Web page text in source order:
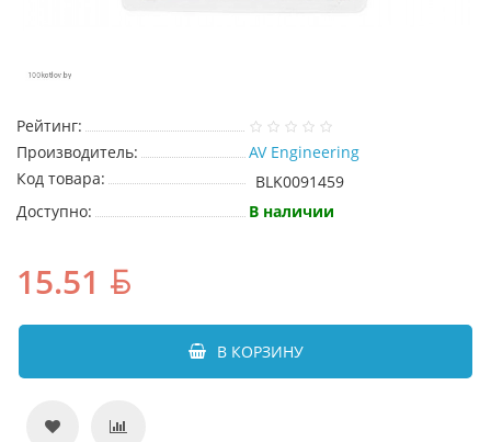
Рейтинг:
Производитель:
AV Engineering
Код товара:
BLK0091459
Доступно:
В наличии
15.51
В КОРЗИНУ